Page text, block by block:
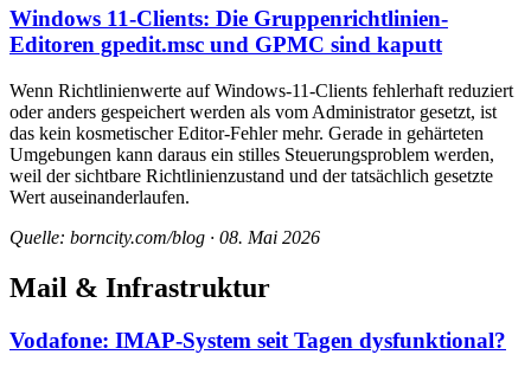
Windows 11-Clients: Die Gruppenrichtlinien-
Editoren gpedit.msc und GPMC sind kaputt
Wenn Richtlinienwerte auf Windows-11-Clients fehlerhaft reduziert
oder anders gespeichert werden als vom Administrator gesetzt, ist
das kein kosmetischer Editor-Fehler mehr. Gerade in gehärteten
Umgebungen kann daraus ein stilles Steuerungsproblem werden,
weil der sichtbare Richtlinienzustand und der tatsächlich gesetzte
Wert auseinanderlaufen.
Quelle: borncity.com/blog · 08. Mai 2026
Mail & Infrastruktur
Vodafone: IMAP-System seit Tagen dysfunktional?